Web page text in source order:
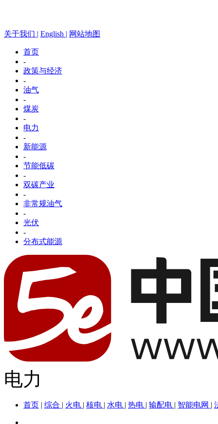
关于我们 | English | 网站地图
首页
-
政策与经济
-
油气
-
煤炭
-
电力
-
新能源
-
节能低碳
-
双碳产业
-
非常规油气
-
光伏
-
分布式能源
电力
首页 | 综合 | 火电 | 核电 | 水电 | 热电 | 输配电 | 智能电网 |